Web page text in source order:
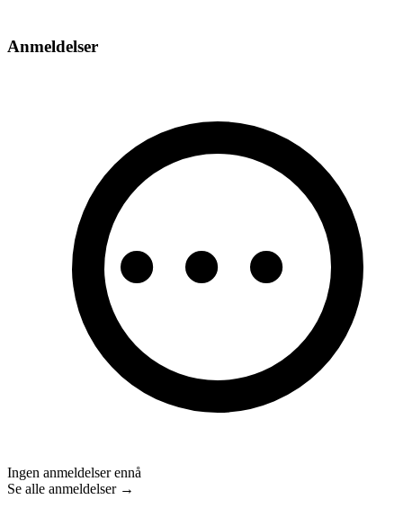
Anmeldelser
Ingen anmeldelser ennå
Se alle anmeldelser →